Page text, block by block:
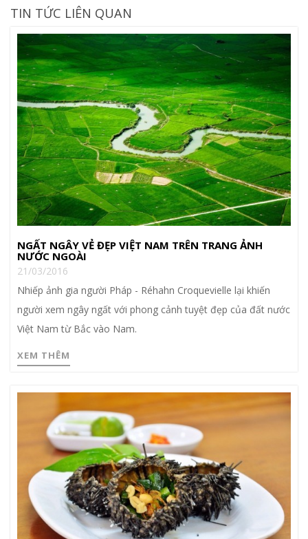
TIN TỨC LIÊN QUAN
NGẤT NGÂY VẺ ĐẸP VIỆT NAM TRÊN TRANG ẢNH
NƯỚC NGOÀI
21/03/2016
Nhiếp ảnh gia người Pháp - Réhahn Croquevielle lại khiến
người xem ngây ngất với phong cảnh tuyệt đẹp của đất nước
Việt Nam từ Bắc vào Nam.
XEM THÊM